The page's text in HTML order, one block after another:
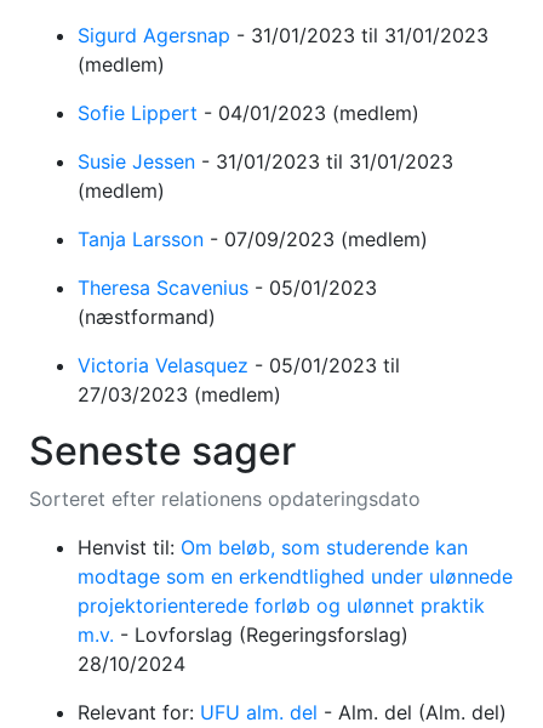
Sigurd Agersnap - 31/01/2023 til 31/01/2023
(medlem)
Sofie Lippert - 04/01/2023 (medlem)
Susie Jessen - 31/01/2023 til 31/01/2023
(medlem)
Tanja Larsson - 07/09/2023 (medlem)
Theresa Scavenius - 05/01/2023
(næstformand)
Victoria Velasquez - 05/01/2023 til
27/03/2023 (medlem)
Seneste sager
Sorteret efter relationens opdateringsdato
Henvist til: Om beløb, som studerende kan
modtage som en erkendtlighed under ulønnede
projektorienterede forløb og ulønnet praktik
m.v. - Lovforslag (Regeringsforslag)
28/10/2024
Relevant for: UFU alm. del - Alm. del (Alm. del)